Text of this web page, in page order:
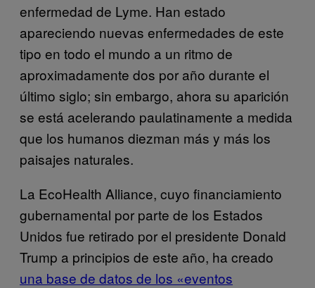
enfermedad de Lyme. Han estado
apareciendo nuevas enfermedades de este
tipo en todo el mundo a un ritmo de
aproximadamente dos por año durante el
último siglo; sin embargo, ahora su aparición
se está acelerando paulatinamente a medida
que los humanos diezman más y más los
paisajes naturales.
La EcoHealth Alliance, cuyo financiamiento
gubernamental por parte de los Estados
Unidos fue retirado por el presidente Donald
Trump a principios de este año, ha creado
una base de datos de los «eventos